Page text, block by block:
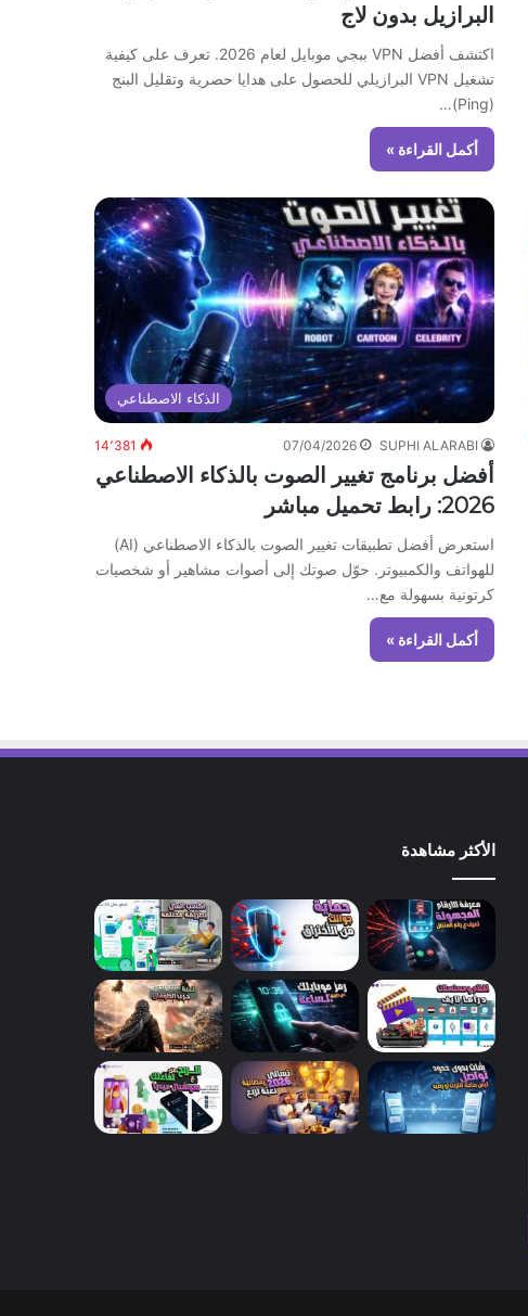
البرازيل بدون لاج
اكتشف أفضل VPN ببجي موبايل لعام 2026. تعرف على كيفية
تشغيل VPN البرازيلي للحصول على هدايا حصرية وتقليل البنج
(Ping)…
أكمل القراءة »
الذكاء الاصطناعي
SUPHI ALARABI
07/04/2026 14٬381
أفضل برنامج تغيير الصوت بالذكاء الاصطناعي
2026: رابط تحميل مباشر
استعرض أفضل تطبيقات تغيير الصوت بالذكاء الاصطناعي (AI)
للهواتف والكمبيوتر. حوّل صوتك إلى أصوات مشاهير أو شخصيات
كرتونية بسهولة مع…
أكمل القراءة »
الأكثر مشاهدة